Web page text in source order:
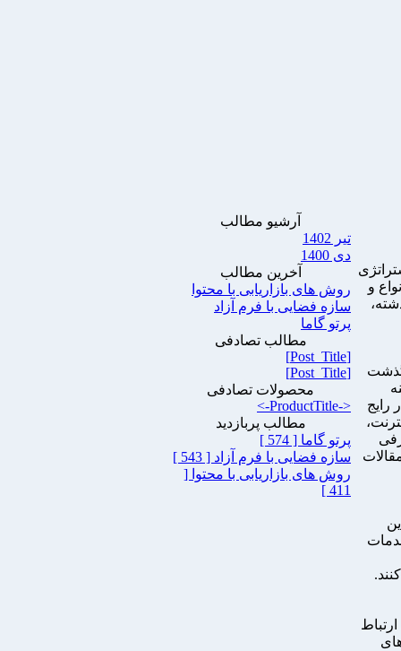
انواع و
گذشته،
گذشت
رایج
آرشیو مطالب
تیر 1402
دی 1400
آخرین مطالب
روش های بازاریابی با محتوا
سازه فضایی با فرم آزاد
پرتو گاما
مطالب تصادفی
[Post_Title]
[Post_Title]
محصولات تصادفی
<-ProductTitle->
مطالب پربازدید
پرتو گاما [ 574 ]
سازه فضایی با فرم آزاد [ 543 ]
روش های بازاریابی با محتوا [
411 ]